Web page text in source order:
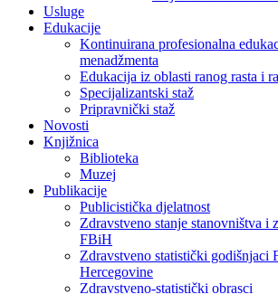
Usluge
Edukacije
Kontinuirana profesionalna
menadžmenta
Edukacija iz oblasti ranog rasta i
Specijalizantski staž
Pripravnički staž
Novosti
Knjižnica
Biblioteka
Muzej
Publikacije
Publicistička djelatnost
Zdravstveno stanje stanovništva i
FBiH
Zdravstveno statistički godišnjaci
Hercegovine
Zdravstveno-statistički obrasci